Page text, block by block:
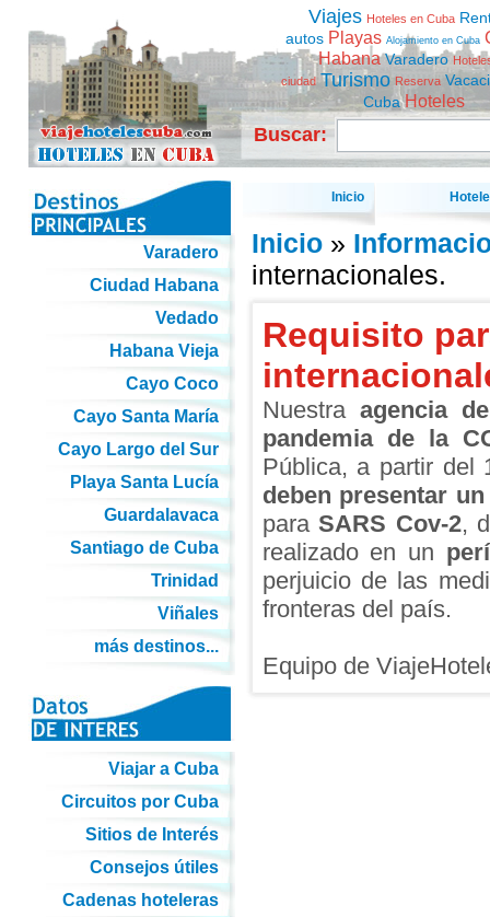
Viajes Hoteles en Cuba
autos Playas Alojamiento en Cuba
Habana Varadero
ciudad Turismo Reserva
Cuba Hoteles
Buscar:
Inicio
Inicio»
internacionales.
Requisito
Nuestra agencia
pandemia de la
Pública, a partir
deben presentar
paraSARS Cov-2,
realizado en un
perjuicio de las
fronteras del país.
Equipo de
Varadero
Ciudad Habana
Vedado
Habana Vieja
Cayo Coco
Cayo Santa María
Cayo Largo del Sur
Playa Santa Lucía
Guardalavaca
Santiago de Cuba
Trinidad
Viñales
más destinos...
Viajar a Cuba
Circuitos por Cuba
Sitios de Interés
Consejos útiles
Cadenas hoteleras